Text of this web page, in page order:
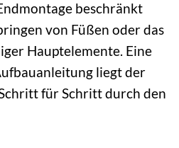
beschränkt
von Füßen oder das
Hauptelemente. Eine
liegt der
für Schritt durch den